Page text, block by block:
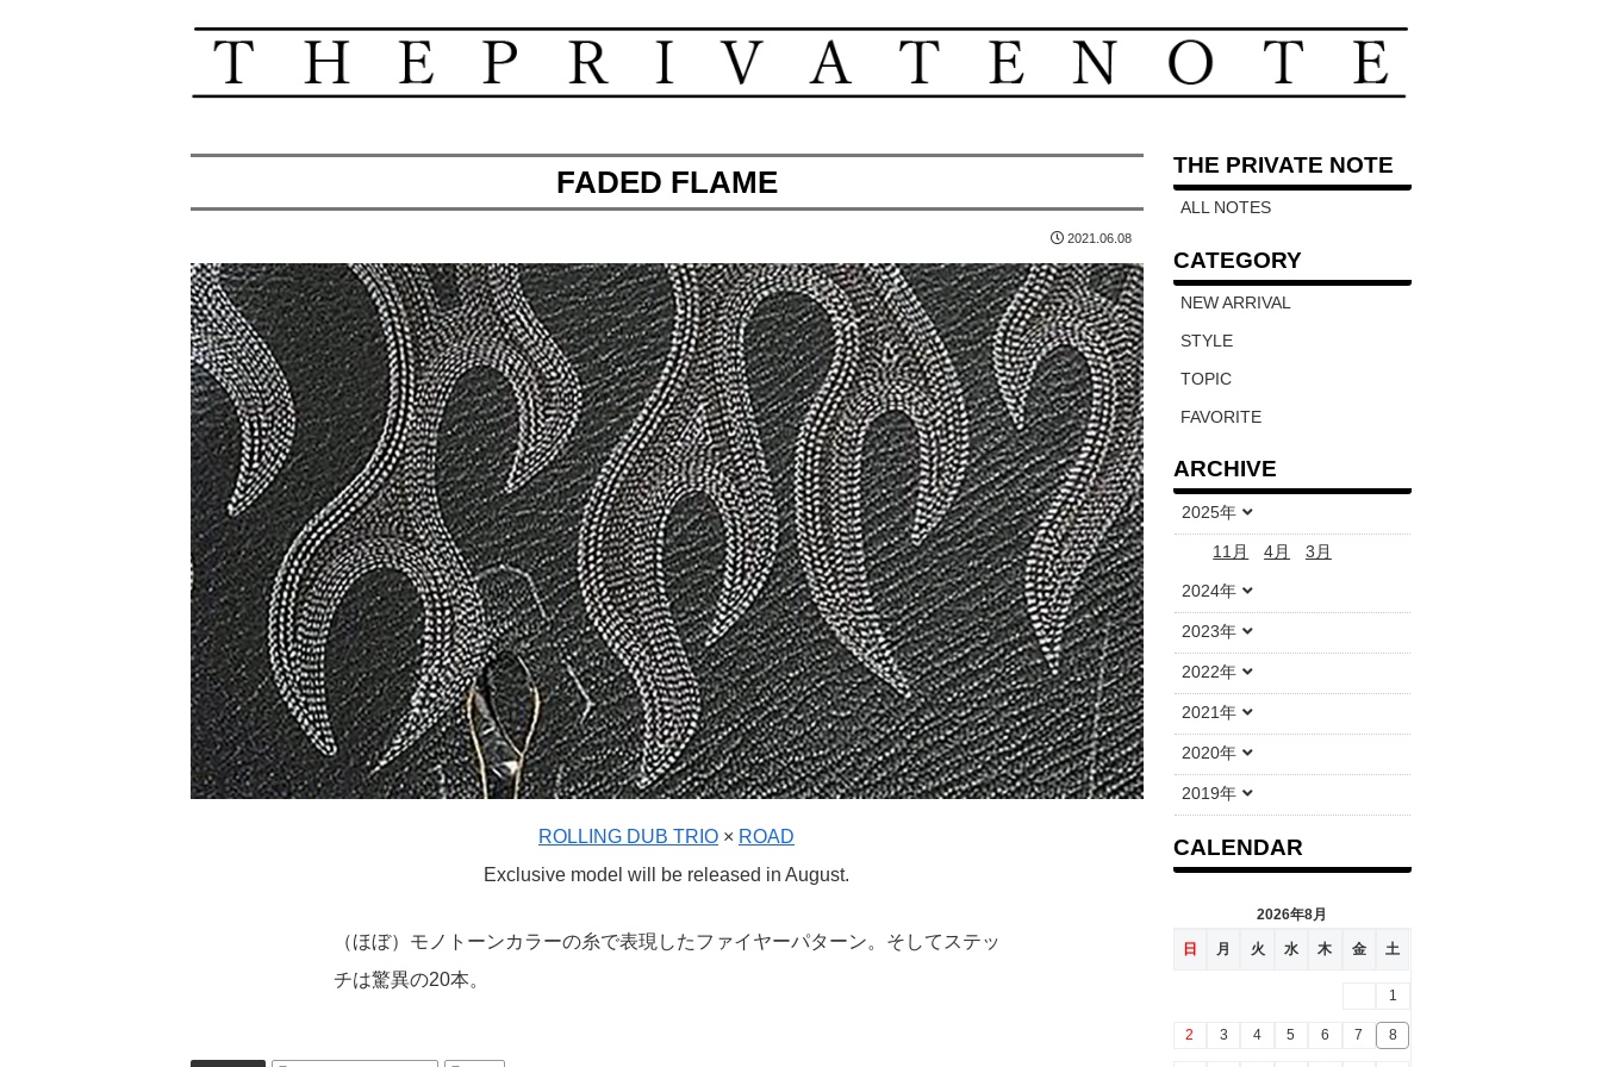
FADED FLAME
2021.06.08
ROLLING DUB TRIO × ROAD
Exclusive model will be released in August.
（ほぼ）モノトーンカラーの糸で表現したファイヤーパターン。そしてステッ
チは驚異の20本。
THE PRIVATE NOTE
ALL NOTES
CATEGORY
NEW ARRIVAL
STYLE
TOPIC
FAVORITE
ARCHIVE
2025年
11月 4月 3月
2024年
2023年
2022年
2021年
2020年
2019年
CALENDAR
2026年8月
日 月 火 水 木 金 土
1
2 3 4 5 6 7 8